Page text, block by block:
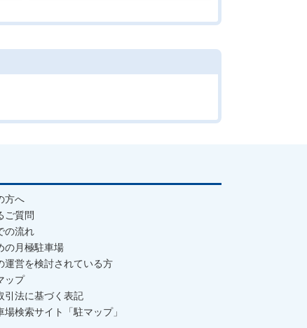
方へ
ご質問
の流れ
の月極駐車場
運営を検討されている方
ップ
引法に基づく表記
場検索サイト「駐マップ」